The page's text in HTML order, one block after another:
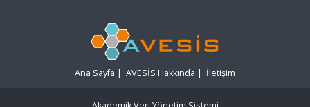
Ana Sayfa | AVESİS Hakkında | İletişim